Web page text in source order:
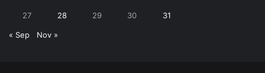
27 28 29 30 31
« Sep Nov »